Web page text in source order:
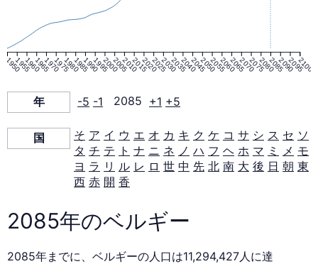
ッ
ド
2085
年
1950195519601965197019751980198519901995200020052010201520202025203020352040204520502055206020652070207520802085209020952100
年 -5 -1 2085 +1 +5
国 そ ア イ ウ エ オ カ キ ク ケ コ サ シ ス セ ソ
タ チ テ ト ナ ニ ネ ノ ハ フ ヘ ホ マ ミ メ モ
ヨ ラ リ ル レ ロ 世 中 先 北 南 大 後 日 朝 東
西 赤 開 香
2085年のベルギー
2085年までに、ベルギーの人口は11,294,427人に達